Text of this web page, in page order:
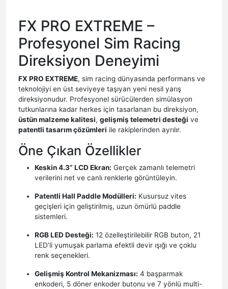
FX PRO EXTREME –
Profesyonel Sim Racing
Direksiyon Deneyimi
FX PRO EXTREME, sim racing dünyasında performans ve
teknolojiyi en üst seviyeye taşıyan yeni nesil yarış
direksiyonudur. Profesyonel sürücülerden simülasyon
tutkunlarına kadar herkes için tasarlanan bu direksiyon,
üstün malzeme kalitesi, gelişmiş telemetri desteği ve
patentli tasarım çözümleri ile rakiplerinden ayrılır.
Öne Çıkan Özellikler
Keskin 4.3” LCD Ekran: Gerçek zamanlı telemetri
verilerini net ve canlı renklerle görüntüleyin.
Patentli Hall Paddle Modülleri: Kusursuz vites
geçişleri için geliştirilmiş, uzun ömürlü paddle
sistemleri.
RGB LED Desteği: 12 özelleştirilebilir RGB buton, 21
LED’li yumuşak parlama efektli devir ışığı ve çoklu
renk seçenekleri.
Gelişmiş Kontrol Mekanizması: 4 başparmak
enkoderi, 5 döner enkoder butonu ve 7 yönlü multi-